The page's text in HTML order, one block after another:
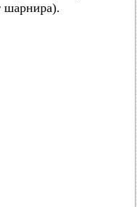
шарнира).